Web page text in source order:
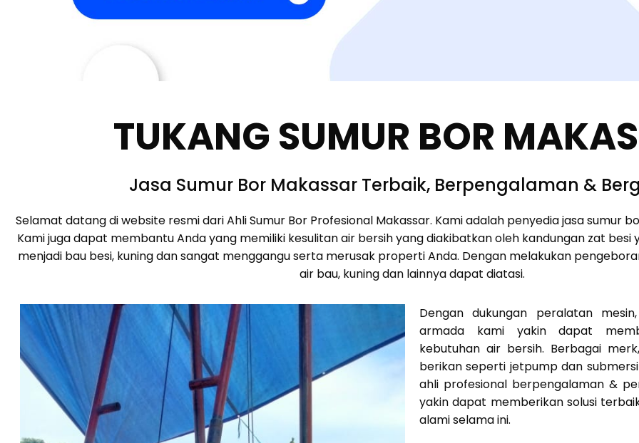
TUKANG SUMUR BOR
Jasa Sumur Bor Makassar Terbaik, Berpengalaman &
Selamat datang di website resmi dari Ahli Sumur Bor Profesional Makassar. Kami adalah penyedia jasa sumur
Kami juga dapat membantu Anda yang memiliki kesulitan air bersih yang diakibatkan oleh kandungan zat besi
menjadi bau besi, kuning dan sangat menggangu serta merusak properti Anda. Dengan melakukan
air bau, kuning dan lainnya dapat diatasi.
Dengan dukungan peralatan
armada kami yakin dapat
kebutuhan air bersih. Berbagai
berikan seperti jetpump dan
ahli profesional berpengalaman &
yakin dapat memberikan solusi
alami selama ini.